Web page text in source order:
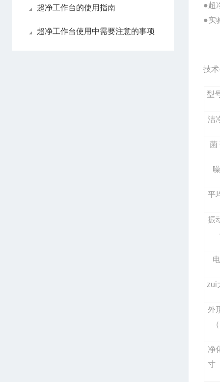
超净工作台的使用指南
超净工作台使用中需要注意的事项
●超
●实
技
型
洁
菌
平
振
zui
外
净
寸